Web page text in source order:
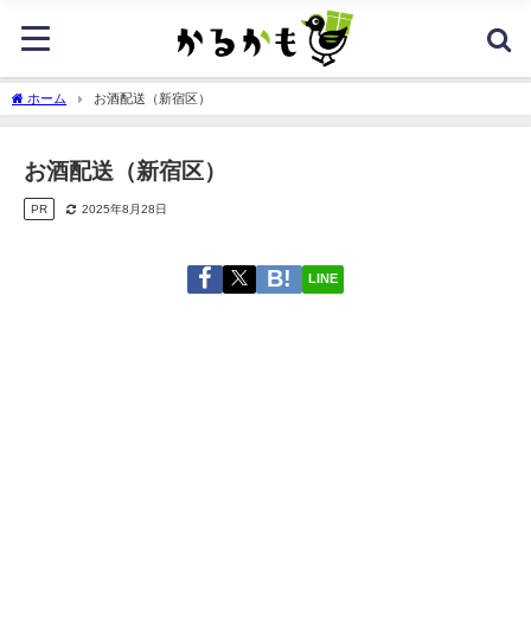
ホーム お酒配送（新宿区）
お酒配送（新宿区）
PR 2025年8月28日
LINE